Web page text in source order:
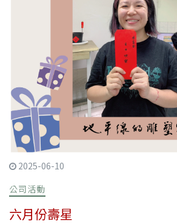
2025-06-10
公司活動
六月份壽星